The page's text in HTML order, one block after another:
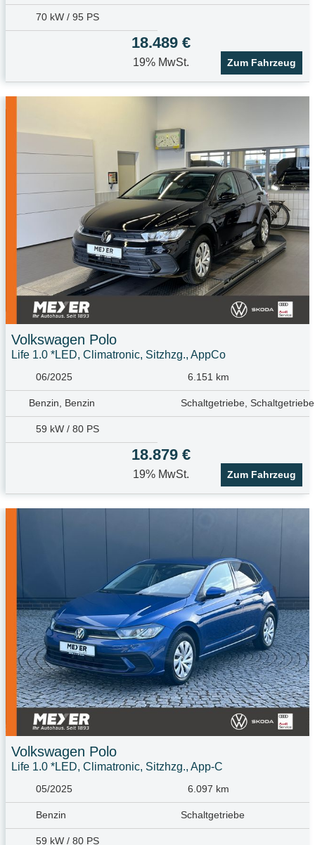
70 kW / 95 PS
18.489 €
19% MwSt. Zum Fahrzeug
Volkswagen Polo
Life 1.0 *LED, Climatronic, Sitzhzg., AppCo
06/2025 6.151 km
Benzin, Benzin Schaltgetriebe, Schaltgetriebe
59 kW / 80 PS
18.879 €
19% MwSt. Zum Fahrzeug
Volkswagen Polo
Life 1.0 *LED, Climatronic, Sitzhzg., App-C
05/2025 6.097 km
Benzin Schaltgetriebe
59 kW / 80 PS